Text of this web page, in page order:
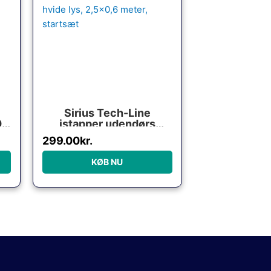
Sirius Tech-Line
istapper udendørs
lyskæde, 100 varm
hvide lys, 2,5×0,6 meter,
startsæt
299.00kr.
KØB NU